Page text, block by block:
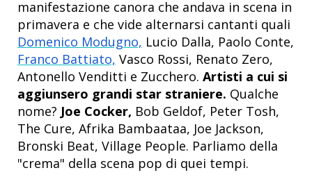
manifestazione canora che andava in scena in
primavera e che vide alternarsi cantanti quali
Domenico Modugno, Lucio Dalla, Paolo Conte,
Franco Battiato, Vasco Rossi, Renato Zero,
Antonello Venditti e Zucchero. Artisti a cui si
aggiunsero grandi star straniere. Qualche
nome? Joe Cocker, Bob Geldof, Peter Tosh,
The Cure, Afrika Bambaataa, Joe Jackson,
Bronski Beat, Village People. Parliamo della
"crema" della scena pop di quei tempi.